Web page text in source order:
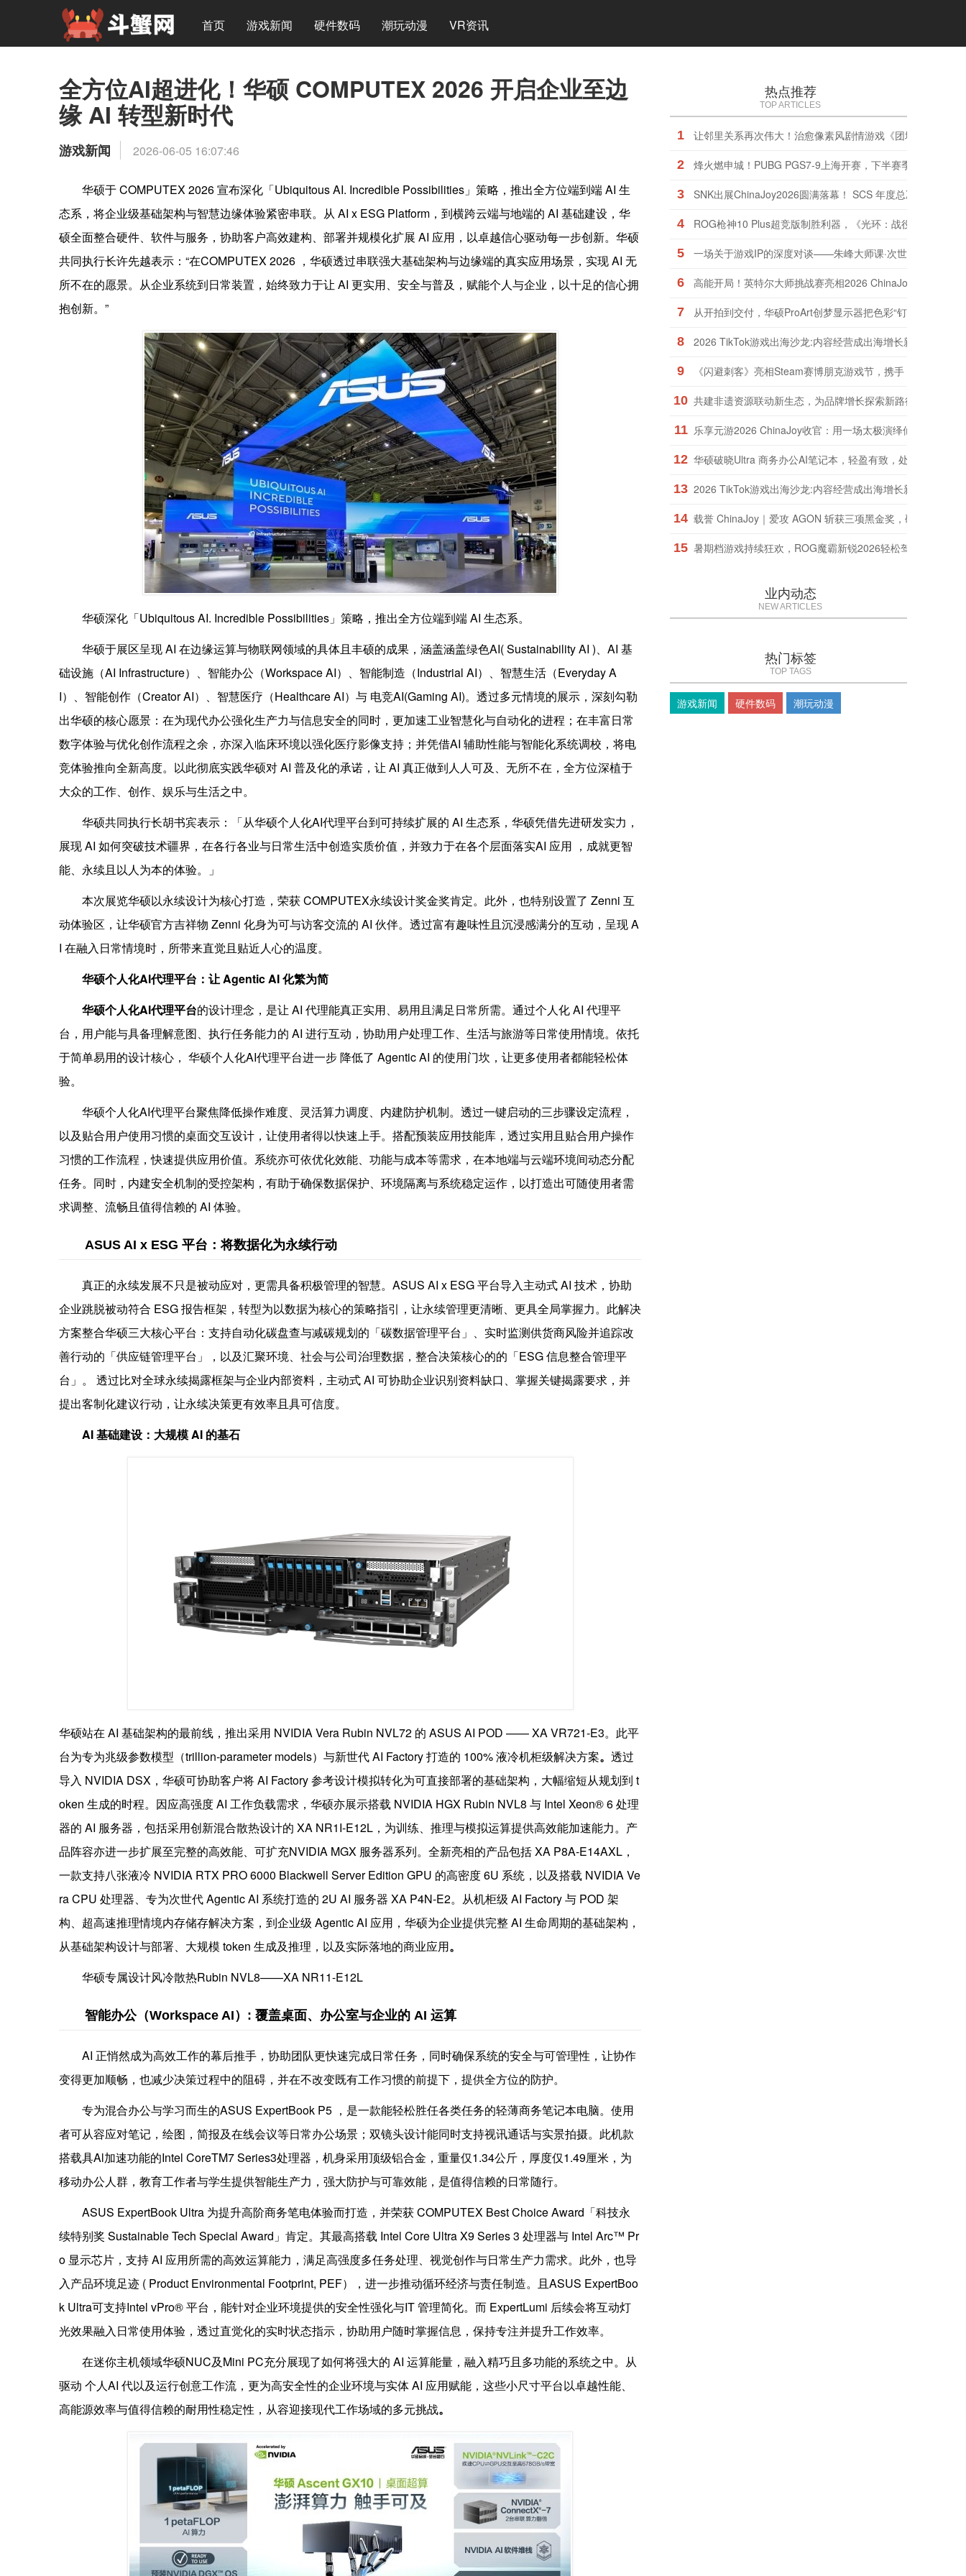
首页 游戏新闻 硬件数码 潮玩动漫 VR资讯
全方位AI超进化！华硕 COMPUTEX 2026 开启企业至边
缘 AI 转型新时代
游戏新闻 2026-06-05 16:07:46
华硕于 COMPUTEX 2026 宣布深化「Ubiquitous AI. Incredible Possibilities」策略，推出全方位端到端 AI 生
态系，将企业级基础架构与智慧边缘体验紧密串联。从 AI x ESG Platform，到横跨云端与地端的 AI 基础建设，华
硕全面整合硬件、软件与服务，协助客户高效建构、部署并规模化扩展 AI 应用，以卓越信心驱动每一步创新。华硕
共同执行长许先越表示：“在COMPUTEX 2026 ，华硕透过串联强大基础架构与边缘端的真实应用场景，实现 AI 无
所不在的愿景。从企业系统到日常装置，始终致力于让 AI 更实用、安全与普及，赋能个人与企业，以十足的信心拥
抱创新。”
华硕深化「Ubiquitous AI. Incredible Possibilities」策略，推出全方位端到端 AI 生态系。
华硕于展区呈现 AI 在边缘运算与物联网领域的具体且丰硕的成果，涵盖涵盖绿色AI( Sustainability AI )、AI 基
础设施（AI Infrastructure）、智能办公（Workspace AI）、智能制造（Industrial AI）、智慧生活（Everyday A
I）、智能创作（Creator AI）、智慧医疗（Healthcare AI）与 电竞AI(Gaming AI)。透过多元情境的展示，深刻勾勒
出华硕的核心愿景：在为现代办公强化生产力与信息安全的同时，更加速工业智慧化与自动化的进程；在丰富日常
数字体验与优化创作流程之余，亦深入临床环境以强化医疗影像支持；并凭借AI 辅助性能与智能化系统调校，将电
竞体验推向全新高度。以此彻底实践华硕对 AI 普及化的承诺，让 AI 真正做到人人可及、无所不在，全方位深植于
大众的工作、创作、娱乐与生活之中。
华硕共同执行长胡书宾表示：「从华硕个人化AI代理平台到可持续扩展的 AI 生态系，华硕凭借先进研发实力，
展现 AI 如何突破技术疆界，在各行各业与日常生活中创造实质价值，并致力于在各个层面落实AI 应用 ，成就更智
能、永续且以人为本的体验。」
本次展览华硕以永续设计为核心打造，荣获 COMPUTEX永续设计奖金奖肯定。此外，也特别设置了 Zenni 互
动体验区，让华硕官方吉祥物 Zenni 化身为可与访客交流的 AI 伙伴。透过富有趣味性且沉浸感满分的互动，呈现 A
I 在融入日常情境时，所带来直觉且贴近人心的温度。
华硕个人化AI代理平台 ：让Agentic AI化繁为简
华硕个人化AI代理平台的设计理念，是让 AI 代理能真正实用、易用且满足日常所需。通过个人化 AI 代理平
台，用户能与具备理解意图、执行任务能力的 AI 进行互动，协助用户处理工作、生活与旅游等日常使用情境。依托
于简单易用的设计核心， 华硕个人化AI代理平台进一步 降低了 Agentic AI 的使用门坎，让更多使用者都能轻松体
验。
华硕个人化AI代理平台聚焦降低操作难度、灵活算力调度、内建防护机制。透过一键启动的三步骤设定流程，
以及贴合用户使用习惯的桌面交互设计，让使用者得以快速上手。搭配预装应用技能库，透过实用且贴合用户操作
习惯的工作流程，快速提供应用价值。系统亦可依优化效能、功能与成本等需求，在本地端与云端环境间动态分配
任务。同时，内建安全机制的受控架构，有助于确保数据保护、环境隔离与系统稳定运作，以打造出可随使用者需
求调整、流畅且值得信赖的 AI 体验。
ASUS AI x ESG 平台：将数据化为永续行动
真正的永续发展不只是被动应对，更需具备积极管理的智慧。ASUS AI x ESG 平台导入主动式 AI 技术，协助
企业跳脱被动符合 ESG 报告框架，转型为以数据为核心的策略指引，让永续管理更清晰、更具全局掌握力。此解决
方案整合华硕三大核心平台：支持自动化碳盘查与减碳规划的「碳数据管理平台」、实时监测供货商风险并追踪改
善行动的「供应链管理平台」，以及汇聚环境、社会与公司治理数据，整合决策核心的的「ESG 信息整合管理平
台」。 透过比对全球永续揭露框架与企业内部资料，主动式 AI 可协助企业识别资料缺口、掌握关键揭露要求，并
提出客制化建议行动，让永续决策更有效率且具可信度。
AI基础建设：大规模AI 的基石
华硕站在 AI 基础架构的最前线，推出采用 NVIDIA Vera Rubin NVL72 的 ASUS AI POD —— XA VR721-E3。此平
台为专为兆级参数模型（trillion-parameter models）与新世代 AI Factory 打造的 100% 液冷机柜级解决方案。 透过
导入 NVIDIA DSX，华硕可协助客户将 AI Factory 参考设计模拟转化为可直接部署的基础架构，大幅缩短从规划到 t
oken 生成的时程。因应高强度 AI 工作负载需求，华硕亦展示搭载 NVIDIA HGX Rubin NVL8 与 Intel Xeon® 6 处理
器的 AI 服务器，包括采用创新混合散热设计的 XA NR1I-E12L，为训练、推理与模拟运算提供高效能加速能力。产
品阵容亦进一步扩展至完整的高效能、可扩充NVIDIA MGX 服务器系列。全新亮相的产品包括 XA P8A-E14AXL，
一款支持八张液冷 NVIDIA RTX PRO 6000 Blackwell Server Edition GPU 的高密度 6U 系统，以及搭载 NVIDIA Ve
raCPU 处理器、专为次世代 Agentic AI 系统打造的 2U AI 服务器 XA P4N-E2。从机柜级 AI Factory 与 POD 架
构、超高速推理情境内存储存解决方案，到企业级 Agentic AI 应用，华硕为企业提供完整 AI 生命周期的基础架构，
从基础架构设计与部署、大规模 token 生成及推理，以及实际落地的商业应用。
华硕专属设计风冷散热Rubin NVL8——XA NR11-E12L
智能办公（Workspace AI）: 覆盖桌面、办公室与企业的 AI 运算
AI 正悄然成为高效工作的幕后推手，协助团队更快速完成日常任务，同时确保系统的安全与可管理性，让协作
变得更加顺畅，也减少决策过程中的阻碍，并在不改变既有工作习惯的前提下，提供全方位的防护。
专为混合办公与学习而生的ASUS ExpertBook P5 ，是一款能轻松胜任各类任务的轻薄商务笔记本电脑。使用
者可从容应对笔记，绘图，简报及在线会议等日常办公场景；双镜头设计能同时支持视讯通话与实景拍摄。此机款
搭载具Al加速功能的Intel CoreTM7 Series3处理器，机身采用顶级铝合金，重量仅1.34公斤，厚度仅1.49厘米，为
移动办公人群，教育工作者与学生提供智能生产力，强大防护与可靠效能，是值得信赖的日常随行。
ASUS ExpertBook Ultra 为提升高阶商务笔电体验而打造，并荣获 COMPUTEX Best Choice Award「科技永
续特别奖 Sustainable Tech Special Award」肯定。其最高搭载 Intel Core Ultra X9 Series 3 处理器与 Intel Arc™ Pr
o 显示芯片，支持 AI 应用所需的高效运算能力，满足高强度多任务处理、视觉创作与日常生产力需求。此外，也导
入产品环境足迹 ( Product Environmental Footprint, PEF），进一步推动循环经济与责任制造。且ASUS ExpertBoo
k Ultra可支持Intel vPro® 平台，能针对企业环境提供的安全性强化与IT 管理简化。而 ExpertLumi 后续会将互动灯
光效果融入日常使用体验，透过直觉化的实时状态指示，协助用户随时掌握信息，保持专注并提升工作效率。
在迷你主机领域华硕NUC及Mini PC充分展现了如何将强大的 AI 运算能量，融入精巧且多功能的系统之中。从
驱动 个人AI 代以及运行创意工作流，更为高安全性的企业环境与实体 AI 应用赋能，这些小尺寸平台以卓越性能、
高能源效率与值得信赖的耐用性稳定性，从容迎接现代工作场域的多元挑战。
热点推荐
TOP ARTICLES
1 让邻里关系再次伟大！治愈像素风剧情游戏《团地日和》定
2 烽火燃申城！PUBG PGS7-9上海开赛，下半赛季正式打响！
3 SNK出展ChinaJoy2026圆满落幕！ SCS 年度总决赛及ENC
4 ROG枪神10 Plus超竞版制胜利器，《光环：战役进化》战火
5 一场关于游戏IP的深度对谈——朱峰大师课·次世代预研会在
6 高能开局！英特尔大师挑战赛亮相2026 ChinaJoy
7 从开拍到交付，华硕ProArt创梦显示器把色彩“钉”在了同一把
8 2026 TikTok游戏出海沙龙:内容经营成出海增长新引擎
9 《闪避刺客》亮相Steam赛博朋克游戏节，携手《九日》推
10 共建非遗资源联动新生态，为品牌增长探索新路径
11 乐享元游2026 ChinaJoy收官：用一场太极演绎仙遇“慢仙侠”
12 华硕破晓Ultra 商务办公AI笔记本，轻盈有致，处处考究！
13 2026 TikTok游戏出海沙龙:内容经营成出海增长新引擎
14 载誉 ChinaJoy｜爱攻 AGON 斩获三项黑金奖，硬核实力权
15 暑期档游戏持续狂欢，ROG魔霸新锐2026轻松驾驭
业内动态
NEW ARTICLES
热门标签
TOP TAGS
游戏新闻 硬件数码 潮玩动漫